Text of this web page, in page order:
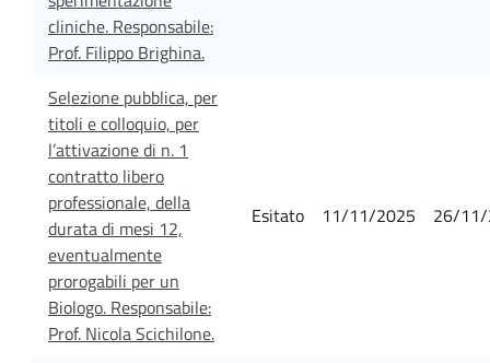
cliniche. Responsabile:
Prof. Filippo Brighina.
Selezione pubblica, per
titoli e colloquio, per
l’attivazione di n. 1
contratto libero
professionale, della
durata di mesi 12,
eventualmente
prorogabili per un
Biologo. Responsabile:
Prof. Nicola Scichilone.
Esitato 11/11/2025 26/